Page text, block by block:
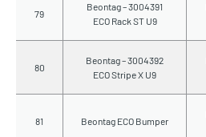
79
Beontag – 3004391
ECO Rack ST U9
80
Beontag – 3004392
ECO Stripe X U9
81 Beontag ECO Bumper